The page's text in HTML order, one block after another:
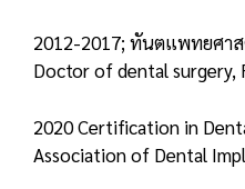
2012-2017; ทันตแพทยศา
Doctor of dental surgery,
2020 Certification in
Association of Dental